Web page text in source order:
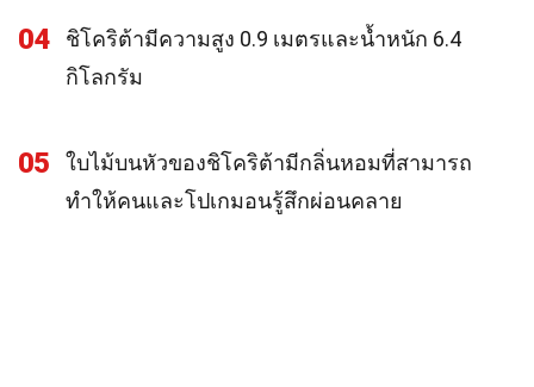
04
ชิโคริต้ามีความสูง 0.9 เมตรและน้ำหนัก 6.4
กิโลกรัม
05
ใบไม้บนหัวของชิโคริต้ามีกลิ่นหอมที่สามารถ
ทำให้คนและโปเกมอนรู้สึกผ่อนคลาย